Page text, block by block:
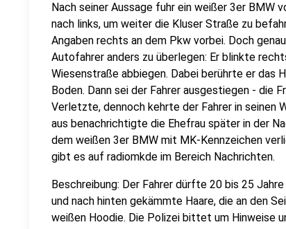
Nach seiner Aussage fuhr ein weißer 3er BMW
nach links, um weiter die Kluser Straße zu
Angaben rechts an dem Pkw vorbei. Doch
Autofahrer anders zu überlegen: Er blinkte
Wiesenstraße abbiegen. Dabei berührte er das
Boden. Dann sei der Fahrer ausgestiegen - die
Verletzte, dennoch kehrte der Fahrer in seinen
aus benachrichtigte die Ehefrau später in der
dem weißen 3er BMW mit MK-Kennzeichen
gibt es auf radiomkde im Bereich Nachrichten.
Beschreibung: Der Fahrer dürfte 20 bis 25
und nach hinten gekämmte Haare, die an den
weißen Hoodie. Die Polizei bittet um Hinweise